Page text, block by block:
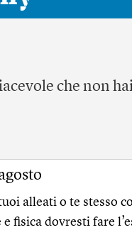
che non
alleati o te stesso
fisica dovresti fare